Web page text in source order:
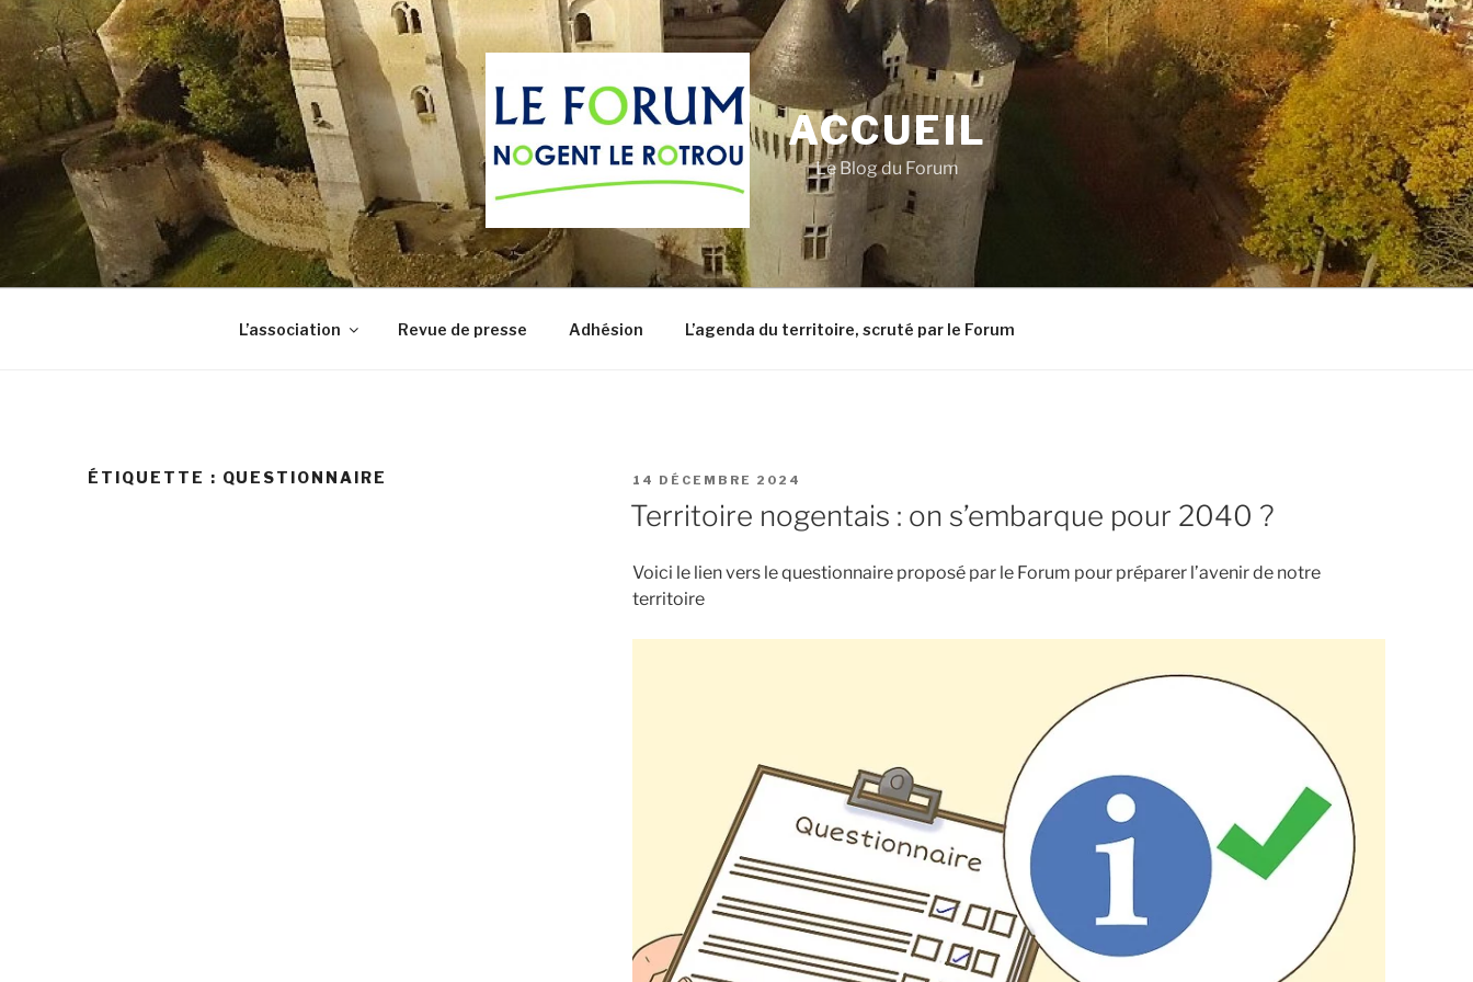
Aller
au
contenu
principal
ACCUEIL
Le Blog du Forum
L’association Revue de presse Adhésion L’agenda du territoire, scruté par le Forum
ÉTIQUETTE : QUESTIONNAIRE
PUBLIÉ
LE
14 DÉCEMBRE 2024
Territoire nogentais : on s’embarque pour 2040 ?
Voici le lien vers le questionnaire proposé par le Forum pour préparer l’avenir de notre
territoire